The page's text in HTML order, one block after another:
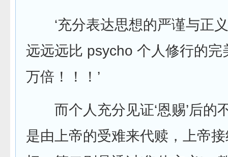
‘充分表达思想的严谨与正
远远远比 psycho 个人修行的完
万倍！！！’
而个人充分见证‘恩赐’后的
是由上帝的受难来代赎，上帝